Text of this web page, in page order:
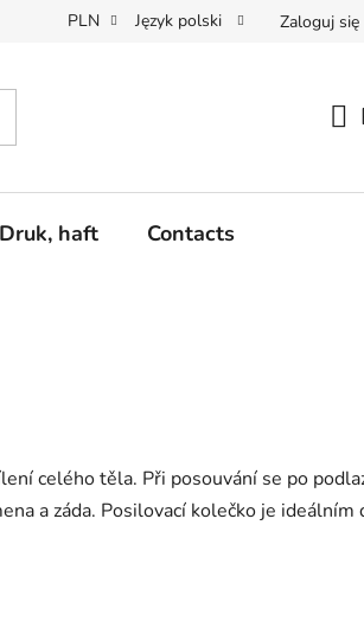
PLN Język polski Zaloguj się
Druk, haft Contacts
celého těla. Při posouvání se po
a záda. Posilovací kolečko je ideálním